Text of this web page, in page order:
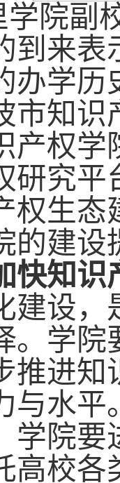
学院副
到来表
办学历
市知识
产权学
研究平
权生
的建设
快知识
建设，
。学院
推进
与水平
学院要
高校各